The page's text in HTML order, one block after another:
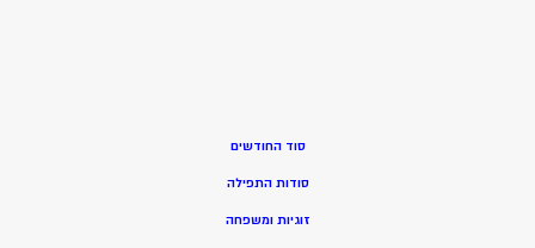
סוד החודשים
סודות התפילה
זוגיות ומשפחה